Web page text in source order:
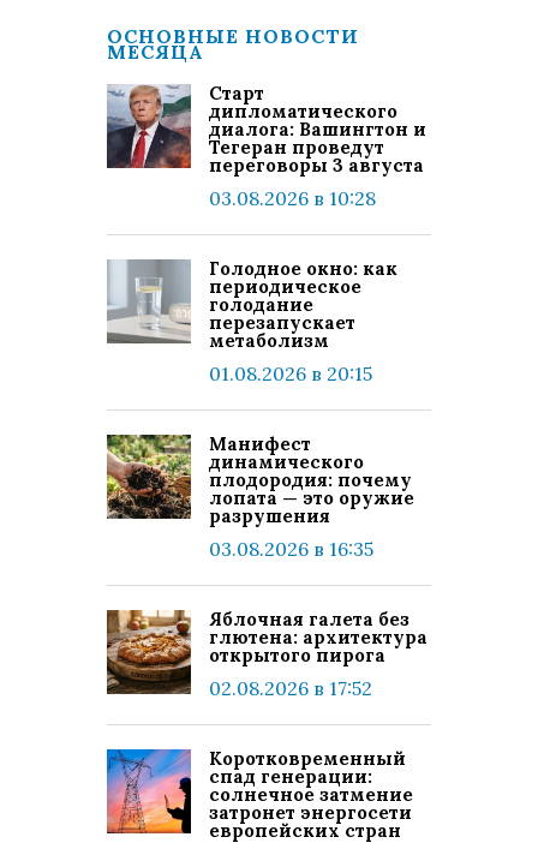
ОСНОВНЫЕ НОВОСТИ
МЕСЯЦА
Старт
дипломатического
диалога: Вашингтон и
Тегеран проведут
переговоры 3 августа
03.08.2026 в 10:28
Голодное окно: как
периодическое
голодание
перезапускает
метаболизм
01.08.2026 в 20:15
Манифест
динамического
плодородия: почему
лопата — это оружие
разрушения
03.08.2026 в 16:35
Яблочная галета без
глютена: архитектура
открытого пирога
02.08.2026 в 17:52
Коротковременный
спад генерации:
солнечное затмение
затронет энергосети
европейских стран